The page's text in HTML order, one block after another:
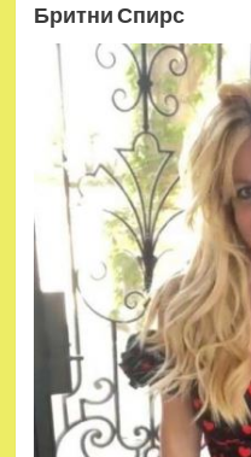
Бритни Спирс